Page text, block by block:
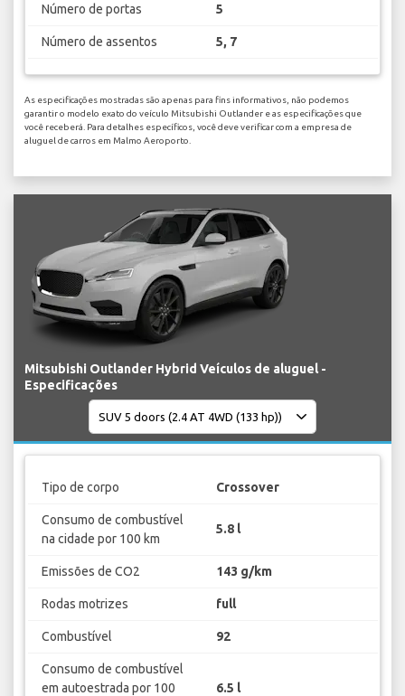
Número de portas 5
Número de assentos 5, 7
As especificações mostradas são apenas para fins informativos, não podemos
garantir o modelo exato do veículo Mitsubishi Outlander e as especificações que
você receberá. Para detalhes específicos, você deve verificar com a empresa de
aluguel de carros em Malmo Aeroporto.
Mitsubishi Outlander Hybrid Veículos de aluguel -
Especificações
Tipo de corpo Crossover
Consumo de combustível
na cidade por 100 km
5.8 l
Emissões de CO2 143 g/km
Rodas motrizes full
Combustível 92
Consumo de combustível
em autoestrada por 100
6.5 l